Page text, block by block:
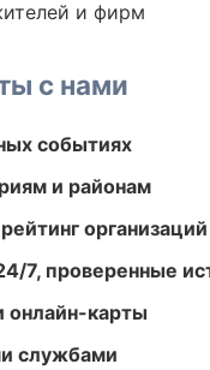
и фирм
с нами
событиях
и районам
организаций
7, проверенные
онлайн-карты
службами